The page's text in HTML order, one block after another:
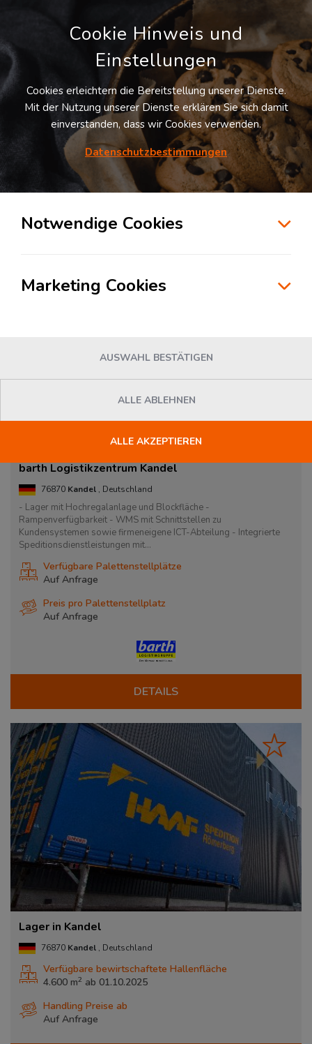
LOGIVISOR SUCHE
Lagerflächen in Kandel
barth Logistikzentrum Kandel
76870 Kandel , Deutschland
- Lager mit Hochregalanlage und Blockfläche -
Rampenverfügbarkeit - WMS mit Schnittstellen zu
Kundensystemen sowie firmeneigene ICT-Abteilung - Integrierte
Speditionsdienstleistungen mit...
Verfügbare Palettenstellplätze
Auf Anfrage
Preis pro Palettenstellplatz
Auf Anfrage
DETAILS
Lager in Kandel
76870 Kandel , Deutschland
Verfügbare bewirtschaftete Hallenfläche
4.600 m2 ab 01.10.2025
Handling Preise ab
Auf Anfrage
Cookie Hinweis und
Einstellungen
Cookies erleichtern die Bereitstellung unserer Dienste.
Mit der Nutzung unserer Dienste erklären Sie sich damit
einverstanden, dass wir Cookies verwenden.
Datenschutzbestimmungen
Notwendige Cookies
Marketing Cookies
AUSWAHL BESTÄTIGEN
ALLE ABLEHNEN
ALLE AKZEPTIEREN